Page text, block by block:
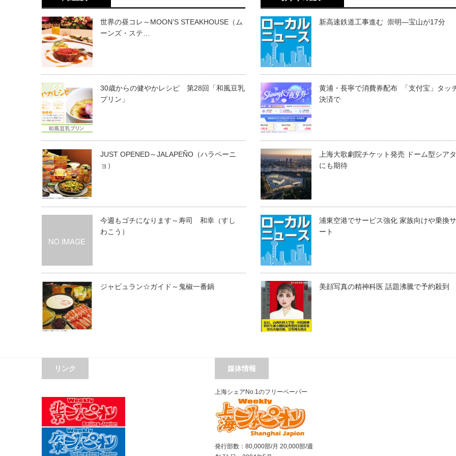
世界の昼コレ～MOON’S STEAKHOUSE（ム
ーンズ・ステ…
30歳からの健やかレシピ 第28回「和風豆乳
プリン」
JUST OPENED～JALAPEÑO（ハラペーニ
ョ）
今週もゴチになります～寿司 和幸（すし
わこう）
ジャピュラン☆ガイド～鬼椒一番鍋
新高速鉄道工事進む 崇明―宝山が17分
黄浦・長寧で消費券配布 「支付宝」タッ
決済で
上海大歌劇院チケット発売 ドーム型シア
にも期待
浦東空港でサービス強化 家族向けや乗換
ート
美顔写真の精神科医 話題沸騰で予約殺到
リンク 媒体情報
上海シェアNo.1のフリーペーパー
発行部数：80,000部/月 20,000部/週